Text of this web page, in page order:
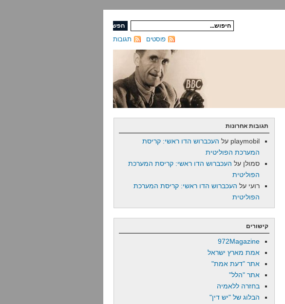
תגובות פוסטים
תגובות אחרונות
playmobil על העכברוש הדו ראשי: קריסת
המערכת הפוליטית
סמולן על העכברוש הדו ראשי: קריסת המערכת
הפוליטית
רועי על העכברוש הדו ראשי: קריסת המערכת
הפוליטית
קישורים
972Magazine
אמת מארץ ישראל
אתר "דעת אמת"
אתר "הלל"
בחזרה ללאמיה
הבלוג של "יש דין"